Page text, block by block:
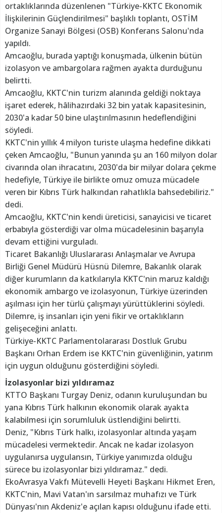
ortaklıklarında düzenlenen "Türkiye-KKTC Ekonomik
İlişkilerinin Güçlendirilmesi" başlıklı toplantı, OSTİM
Organize Sanayi Bölgesi (OSB) Konferans Salonu'nda
yapıldı.
Amcaoğlu, burada yaptığı konuşmada, ülkenin bütün
izolasyon ve ambargolara rağmen ayakta durduğunu
belirtti.
Amcaoğlu, KKTC'nin turizm alanında geldiği noktaya
işaret ederek, hâlihazırdaki 32 bin yatak kapasitesinin,
2030'a kadar 50 bine ulaştırılmasının hedeflendiğini
söyledi.
KKTC'nin yıllık 4 milyon turiste ulaşma hedefine dikkati
çeken Amcaoğlu, "Bunun yanında şu an 160 milyon dolar
civarında olan ihracatını, 2030'da bir milyar dolara çekme
hedefiyle, Türkiye ile birlikte omuz omuza mücadele
veren bir Kıbrıs Türk halkından rahatlıkla bahsedebiliriz."
dedi.
Amcaoğlu, KKTC'nin kendi üreticisi, sanayicisi ve ticaret
erbabıyla gösterdiği var olma mücadelesinin başarıyla
devam ettiğini vurguladı.
Ticaret Bakanlığı Uluslararası Anlaşmalar ve Avrupa
Birliği Genel Müdürü Hüsnü Dilemre, Bakanlık olarak
diğer kurumların da katkılarıyla KKTC'nin maruz kaldığı
ekonomik ambargo ve izolasyonun, Türkiye üzerinden
aşılması için her türlü çalışmayı yürüttüklerini söyledi.
Dilemre, iş insanları için yeni fikir ve ortaklıkların
gelişeceğini anlattı.
Türkiye-KKTC Parlamentolararası Dostluk Grubu
Başkanı Orhan Erdem ise KKTC'nin güvenliğinin, yatırım
için uygun olduğunu gösterdiğini söyledi.
İzolasyonlar bizi yıldıramaz
KTTO Başkanı Turgay Deniz, odanın kuruluşundan bu
yana Kıbrıs Türk halkının ekonomik olarak ayakta
kalabilmesi için sorumluluk üstlendiğini belirtti.
Deniz, "Kıbrıs Türk halkı, izolasyonlar altında yaşam
mücadelesi vermektedir. Ancak ne kadar izolasyon
uygulanırsa uygulansın, Türkiye yanımızda olduğu
sürece bu izolasyonlar bizi yıldıramaz." dedi.
EkoAvrasya Vakfı Mütevelli Heyeti Başkanı Hikmet Eren,
KKTC'nin, Mavi Vatan'ın sarsılmaz muhafızı ve Türk
Dünyası'nın Akdeniz'e açılan kapısı olduğunu ifade etti.